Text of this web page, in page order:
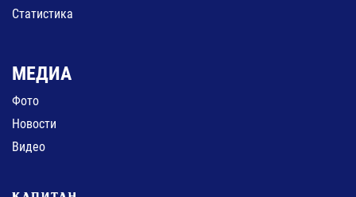
Статистика
МЕДИА
Фото
Новости
Видео